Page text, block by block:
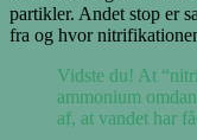
partikler. Andet stop er
fra og hvor
Vidste du! At
ammonium
af, at vandet har